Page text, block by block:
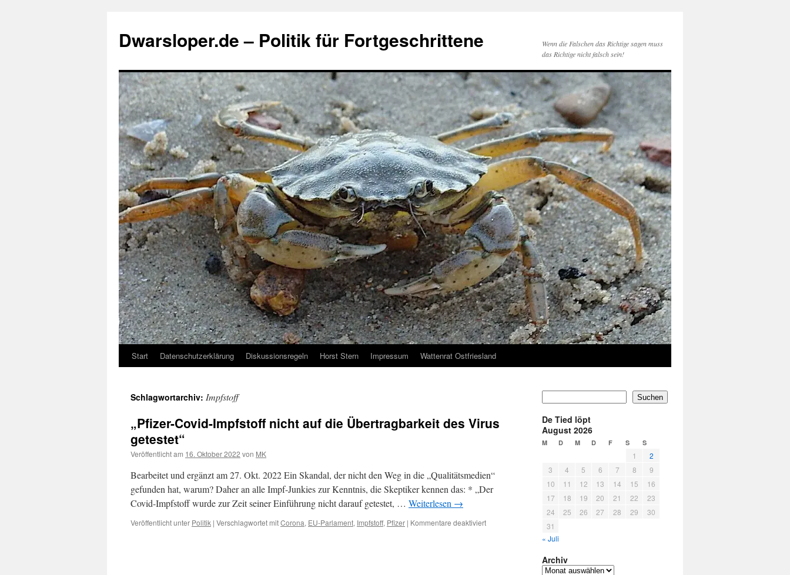
springen
Dwarsloper.de – Politik für Fortgeschrittene
Wenn die Falschen das Richtige sagen muss
das Richtige nicht falsch sein!
Start Datenschutzerklärung Diskussionsregeln Horst Stern Impressum Wattenrat Ostfriesland
Schlagwortarchiv: Impfstoff
„Pfizer-Covid-Impfstoff nicht auf die Übertragbarkeit des Virus
getestet“
Veröffentlicht am 16. Oktober 2022 von MK
Bearbeitet und ergänzt am 27. Okt. 2022 Ein Skandal, der nicht den Weg in die „Qualitätsmedien“
gefunden hat, warum? Daher an alle Impf-Junkies zur Kenntnis, die Skeptiker kennen das: * „Der
Covid-Impfstoff wurde zur Zeit seiner Einführung nicht darauf getestet, … Weiterlesen →
Veröffentlicht unter Politik | Verschlagwortet mitCorona, EU-Parlament, Impfstoff, Pfizer | Kommentare deaktiviertfür
Suchen
De Tied löpt
August 2026
M D M D F S S
1
2
3
4 5 6 7 8
9
10
11 12 13 14 15
16
17
18 19 20 21 22
23
24
25 26 27 28 29
30
31
« Juli
Archiv
Archiv